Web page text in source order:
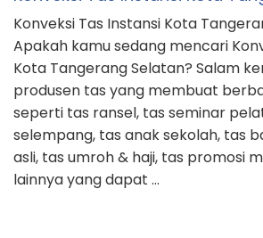
Konveksi Tas Instansi Kota
Apakah kamu sedang mencari
Kota Tangerang Selatan? Salam
produsen tas yang membuat
seperti tas ransel, tas seminar
selempang, tas anak sekolah, tas
asli, tas umroh & haji, tas promosi
lainnya yang dapat …